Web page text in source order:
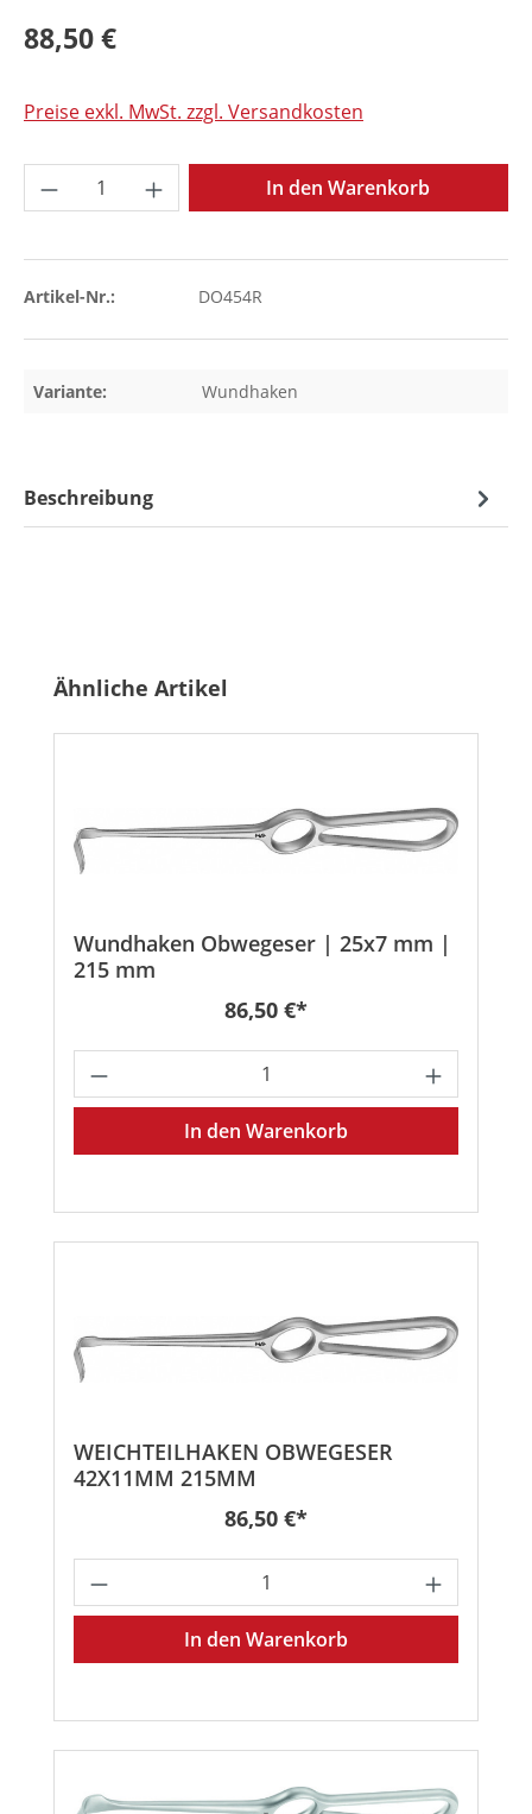
88,50 €
Preise exkl. MwSt. zzgl. Versandkosten
Produkt Anzahl: Gib den gewünschten
In den Warenkorb
Artikel-Nr.: DO454R
Variante: Wundhaken
Beschreibung
Produktgalerie überspringen
Ähnliche Artikel
Wundhaken Obwegeser | 25x7 mm |
215 mm
Regulärer Preis:
86,50 €*
Produkt Anzahl: Gib den
In den Warenkorb
WEICHTEILHAKEN OBWEGESER
42X11MM 215MM
Regulärer Preis:
86,50 €*
Produkt Anzahl: Gib den
In den Warenkorb